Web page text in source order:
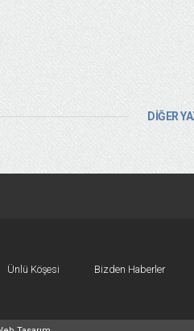
DİĞER
Ünlü Köşesi Bizden Haberler